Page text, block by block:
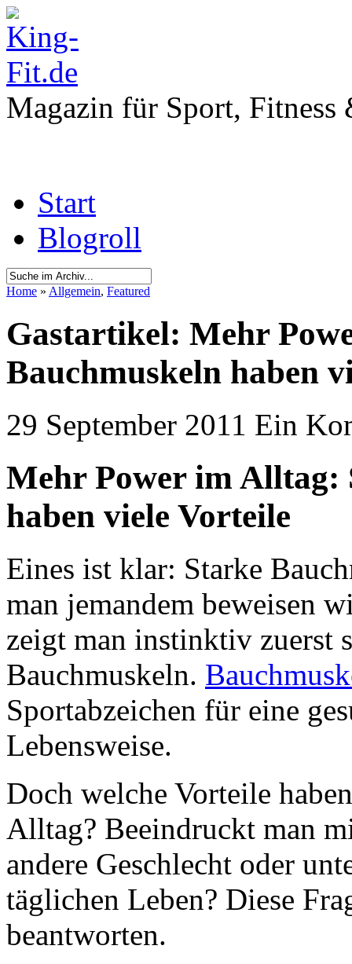
Magazin für Sport, Fitness
Start
Blogroll
Home » Allgemein, Featured
Gastartikel: Mehr
Bauchmuskeln haben
29 September 2011 Ein
Mehr Power im Alltag:
haben viele Vorteile
Eines ist klar: Starke
man jemandem beweisen
zeigt man instinktiv zuerst
Bauchmuskeln.
Sportabzeichen für eine
Lebensweise.
Doch welche Vorteile
Alltag? Beeindruckt man
andere Geschlecht oder
täglichen Leben? Diese
beantworten.